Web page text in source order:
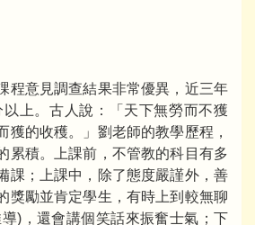
程意見調查結果非常優異，近三年
上。古人說：「天下無勞而不獲
獲的收穫。」劉老師的教學歷程，
累積。上課前，不管教的科目有多
課；上課中，除了態度嚴謹外，善
獎勵並肯定學生，有時上到較無聊
)，還會講個笑話來振奮士氣；下